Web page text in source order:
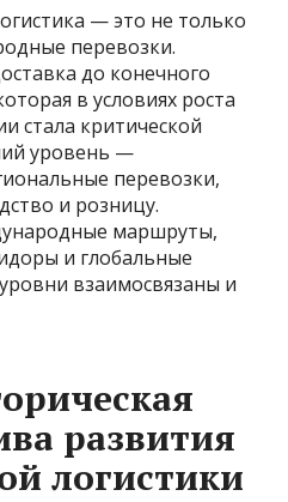
— это не только
перевозки.
до конечного
в условиях роста
стала критической
уровень —
перевозки,
и розницу.
маршруты,
и глобальные
взаимосвязаны и
развития
логистики